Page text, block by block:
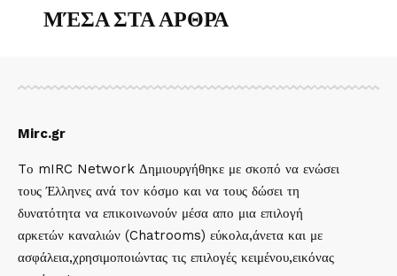
ΜΈΣΑ ΣΤΑ ΑΡΘΡΑ
Mirc.gr
Tο mIRC Network Δημιουργήθηκε με σκοπό να ενώσει
τους Έλληνες ανά τον κόσμο και να τους δώσει τη
δυνατότητα να επικοινωνούν μέσα απο μια επιλογή
αρκετών καναλιών (Chatrooms) εύκολα,άνετα και με
ασφάλεια,χρησιμοποιώντας τις επιλογές κειμένου,εικόνας